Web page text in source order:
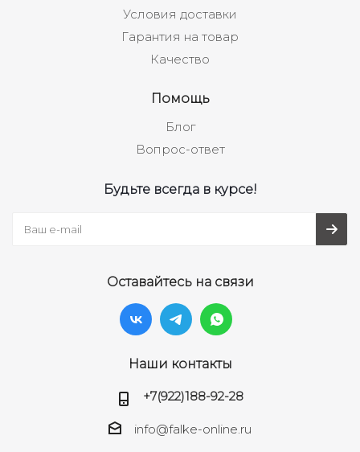
Условия доставки
Гарантия на товар
Качество
Помощь
Блог
Вопрос-ответ
Будьте всегда в курсе!
Оставайтесь на связи
Наши контакты
+7(922)188-92-28
info@falke-online.ru